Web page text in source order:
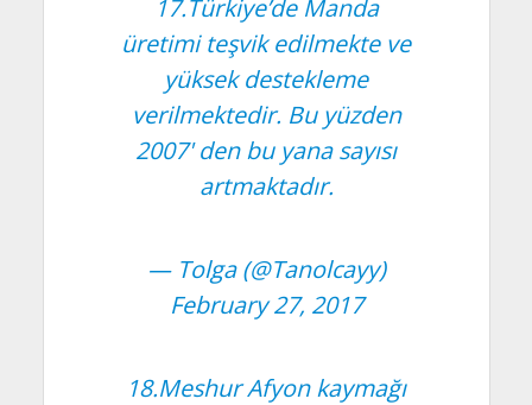
17.Türkiye’de Manda
üretimi teşvik edilmekte ve
yüksek destekleme
verilmektedir. Bu yüzden
2007' den bu yana sayısı
artmaktadır.
— Tolga (@Tanolcayy)
February 27, 2017
18.Meshur Afyon kaymağı